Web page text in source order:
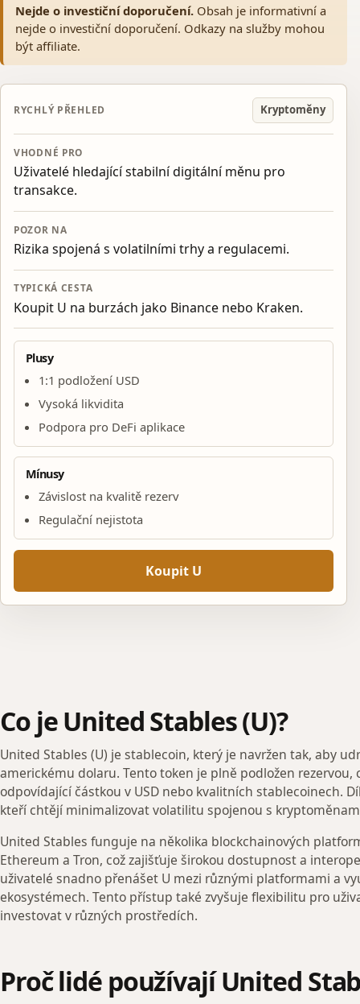
Nejde o investiční doporučení. Obsah je informativní a
nejde o investiční doporučení. Odkazy na služby mohou
být affiliate.
RYCHLÝ PŘEHLED Kryptoměny
VHODNÉ PRO
Uživatelé hledající stabilní digitální měnu pro
transakce.
POZOR NA
Rizika spojená s volatilními trhy a regulacemi.
TYPICKÁ CESTA
Koupit U na burzách jako Binance nebo Kraken.
Plusy
1:1 podložení USD
Vysoká likvidita
Podpora pro DeFi aplikace
Mínusy
Závislost na kvalitě rezerv
Regulační nejistota
Koupit U
Co je United Stables (U)?
United Stables (U) je stablecoin, který je navržen tak, aby
americkému dolaru. Tento token je plně podložen rezervou,
odpovídající částkou v USD nebo kvalitních stablecoinech.
kteří chtějí minimalizovat volatilitu spojenou s
United Stables funguje na několika blockchainových
Ethereum a Tron, což zajišťuje širokou dostupnost a
uživatelé snadno přenášet U mezi různými platformami a
ekosystémech. Tento přístup také zvyšuje flexibilitu pro
investovat v různých prostředích.
Proč lidé používají United